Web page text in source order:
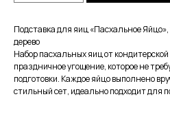
Подставка для яиц «Пасхальное Яйцо»,
дерево
Набор пасхальных яиц от
праздничное угощение, которое не
подготовки. Каждое яйцо выполнено
стильный сет, идеально подходит для